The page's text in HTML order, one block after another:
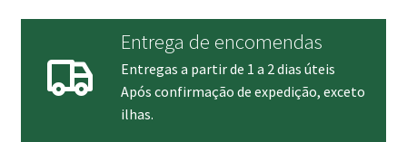
Entrega de encomendas
Entregas a partir de 1 a 2 dias úteis
Após confirmação de expedição, exceto
ilhas.